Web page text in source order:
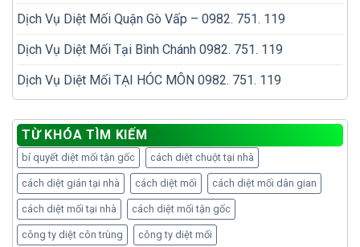
Dịch Vụ Diệt Mối Quận Gò Vấp – 0982. 751. 119
Dịch Vụ Diệt Mối Tại Bình Chánh 0982. 751. 119
Dịch Vụ Diệt Mối TẠI HÓC MÔN 0982. 751. 119
TỪ KHÓA TÌM KIẾM
bí quyết diệt mối tận gốc cách diệt chuột tại nhà
cách diệt gián tại nhà cách diệt mối cách diệt mối dân gian
cách diệt mối tại nhà cách diệt mối tận gốc
công ty diệt côn trùng công ty diệt mối